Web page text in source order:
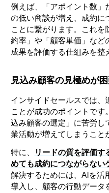
例えば、「アポイント数」
の低い商談が増え、成約に
ことに繋がります。これ
約率」や「顧客単価」など
成果を評価する仕組みを整
見込み顧客の見極めが
インサイドセールスでは、
ことが成功のポイントです
込み顧客の選定」に苦労し
業活動が増えてしまうこと
特に、
リードの質を評価す
めても成約につながらない
解決するためには、AIを活
導入し、顧客の行動データ